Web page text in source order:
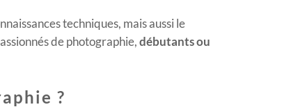
techniques, mais aussi le
de photographie, débutants ou
?